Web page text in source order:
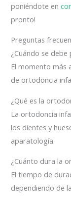
poniéndote en
pronto!
Preguntas
¿Cuándo se
El momento más
de ortodoncia
¿Qué es la
La ortodoncia
los dientes y
aparatología.
¿Cuánto dura la
El tiempo de
dependiendo de